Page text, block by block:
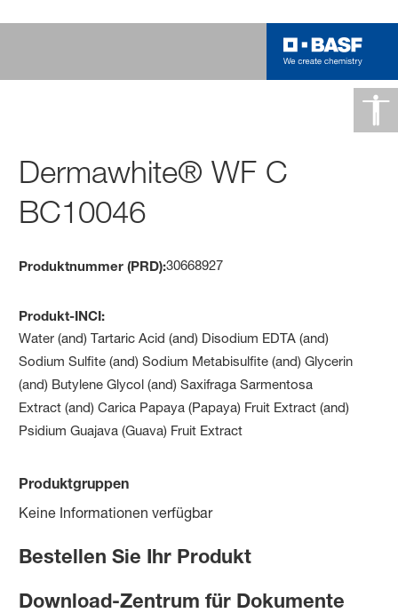
Dermawhite® WF C
BC10046
Produktnummer (PRD):30668927
Produkt-INCI:
Water (and) Tartaric Acid (and) Disodium EDTA (and)
Sodium Sulfite (and) Sodium Metabisulfite (and) Glycerin
(and) Butylene Glycol (and) Saxifraga Sarmentosa
Extract (and) Carica Papaya (Papaya) Fruit Extract (and)
Psidium Guajava (Guava) Fruit Extract
Produktgruppen
Keine Informationen verfügbar
Bestellen Sie Ihr Produkt
Download-Zentrum für Dokumente